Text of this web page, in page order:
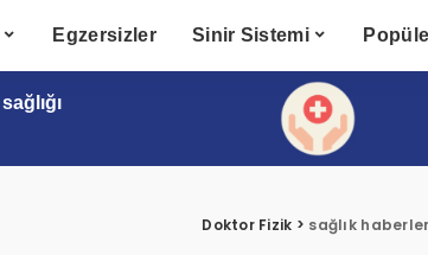
Egzersizler Sinir Sistemi
Doktor Fizik > sağlık